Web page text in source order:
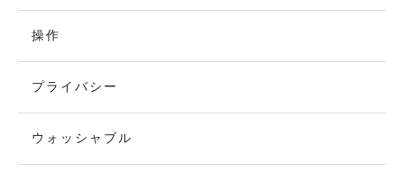
操作
プライバシー
ウォッシャブル